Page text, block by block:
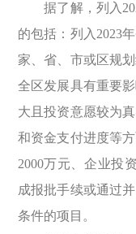
据了解，列入
的包括：列入2023
家、省、市或区规
全区发展具有重要
大且投资意愿较为
和资金支付进度等
2000万元、企业投
成报批手续或通过
条件的项目。